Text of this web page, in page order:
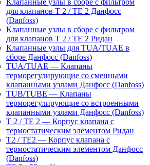
Клапанные узлы в сборе с фильтром
для клапанов T 2 / TE 2 Данфосс
(Danfoss)
Клапанные узлы в сборе с фильтром
для клапанов T 2 / TE 2 Ридан
Клапанные узлы для TUA/TUAE в
сборе Данфосс (Danfoss)
TUA/TUAE — Клапаны
терморегулирующие со сменными
клапанными узлами Данфосс (Danfoss)
TUB/TUBE — Клапаны
терморегулирующие со встроенными
клапанными узлами Данфосс (Danfoss)
T 2 / TE 2 — Корпус клапана с
термостатическим элементом Ридан
T2 / TE2 — Корпус клапана с
термостатическим элементом Данфосс
(Danfoss)